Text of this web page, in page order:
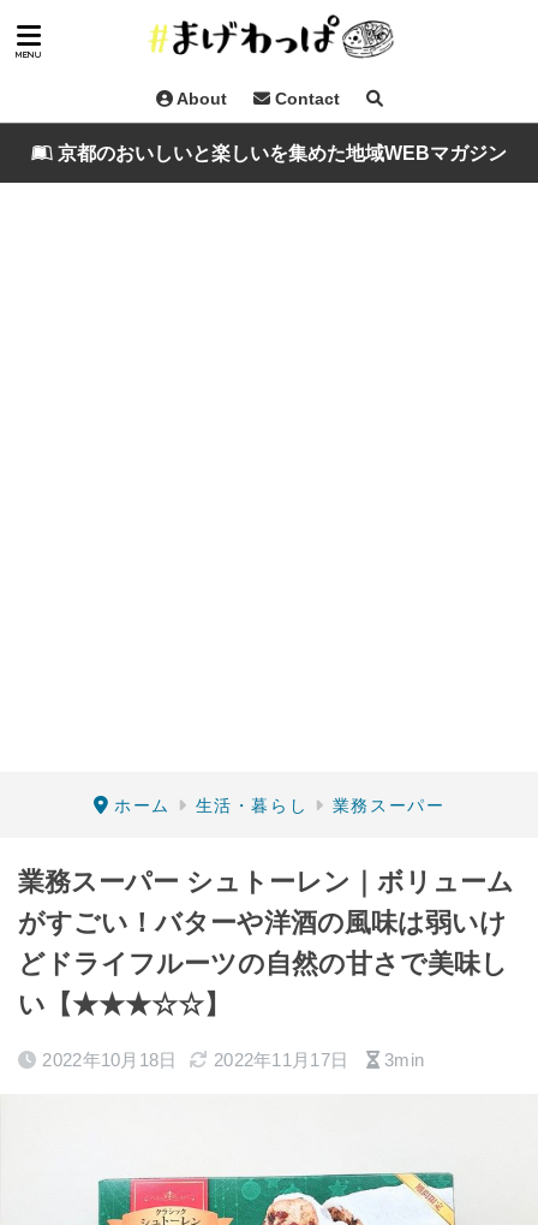
About Contact
京都のおいしいと楽しいを集めた地域WEBマガジン
ホーム 生活・暮らし 業務スーパー
業務スーパー シュトーレン｜ボリューム
がすごい！バターや洋酒の風味は弱いけ
どドライフルーツの自然の甘さで美味し
い【★★★☆☆】
2022年10月18日 2022年11月17日 3min